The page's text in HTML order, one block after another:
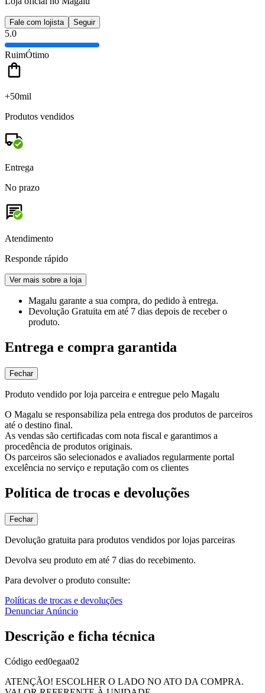
Fale com lojista Seguir
5.0
RuimÓtimo
+50mil
Produtos vendidos
Entrega
No prazo
Atendimento
Responde rápido
Ver mais sobre a loja
Magalu garante a sua compra, do pedido à entrega.
Devolução Gratuita em até 7 dias depois de receber o
produto.
Entrega e compra garantida
Fechar
Produto vendido por loja parceira e entregue pelo Magalu
O Magalu se responsabiliza pela entrega dos produtos de parceiros
até o destino final.
As vendas são certificadas com nota fiscal e garantimos a
procedência de produtos originais.
Os parceiros são selecionados e avaliados regularmente portal
excelência no serviço e reputação com os clientes
Política de trocas e devoluções
Fechar
Devolução gratuita para produtos vendidos por lojas parceiras
Devolva seu produto em até 7 dias do recebimento.
Para devolver o produto consulte:
Políticas de trocas e devoluções
Denunciar Anúncio
Descrição e ficha técnica
Código eed0egaa02
ATENÇÃO! ESCOLHER O LADO NO ATO DA COMPRA.